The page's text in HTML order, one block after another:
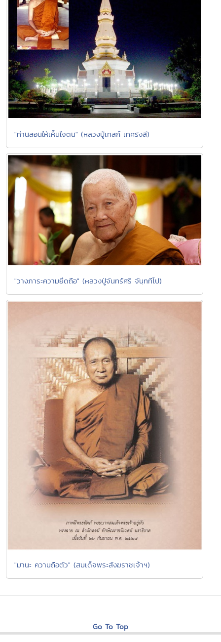
"ท่านสอนให้เห็นใจตน" (หลวงปู่เทสก์ เทศรังสี)
"วางภาระความยึดถือ" (หลวงปู่จันทร์ศรี จันฺททีโป)
"มานะ ความถือตัว" (สมเด็จพระสังฆราชเจ้าฯ)
Go To Top